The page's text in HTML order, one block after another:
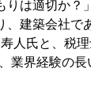
りは適切か？
、建築会社で
人氏と、税
業界経験の長